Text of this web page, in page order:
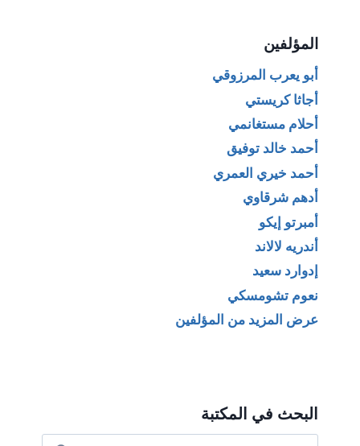
المؤلفين
أبو يعرب المرزوقي
أجاثا كريستي
أحلام مستغانمي
أحمد خالد توفيق
أحمد خيري العمري
أدهم شرقاوي
أمبرتو إيكو
أندريه لالاند
إدوارد سعيد
نعوم تشومسكي
عرض المزيد من المؤلفين
البحث في المكتبة